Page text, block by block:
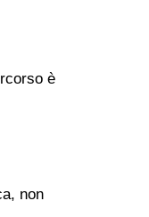
è
non